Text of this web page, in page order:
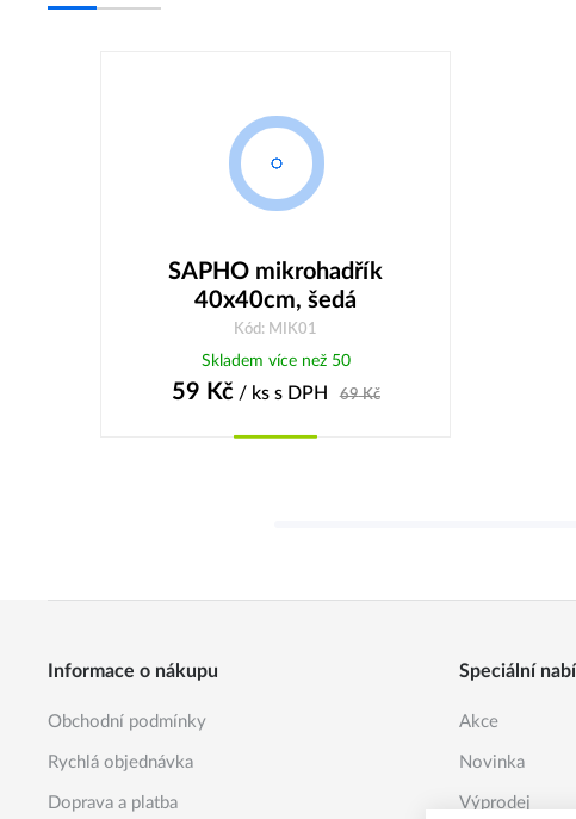
SAPHO mikrohadřík
40x40cm, šedá
Kód: MIK01
Skladem více než 50
59 Kč/ ks s DPH 69Kč
Informace o nákupu
Obchodní podmínky
Rychlá objednávka
Doprava a platba
Speciální
Akce
Novinka
Výprodej